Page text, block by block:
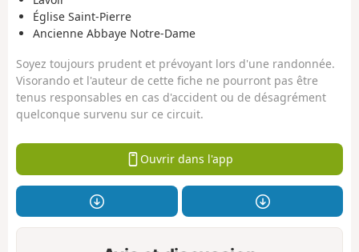
Église Saint-Pierre
Ancienne Abbaye Notre-Dame
Soyez toujours prudent et prévoyant lors d'une randonnée.
Visorando et l'auteur de cette fiche ne pourront pas être
tenus responsables en cas d'accident ou de désagrément
quelconque survenu sur ce circuit.
Ouvrir dans l'app